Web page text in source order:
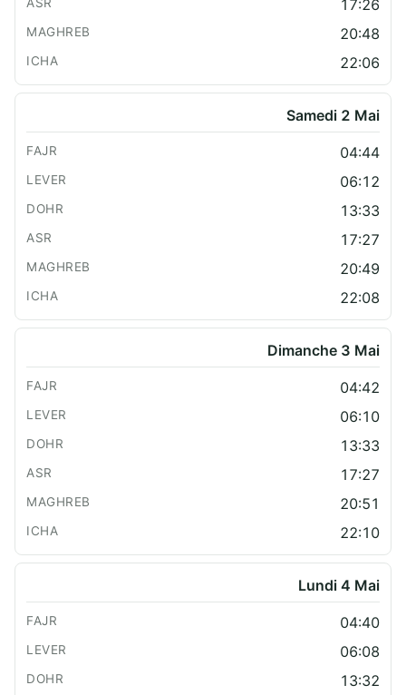
17:26
20:48
22:06
Samedi 2 Mai
04:44
06:12
13:33
17:27
20:49
22:08
Dimanche 3 Mai
04:42
06:10
13:33
17:27
20:51
22:10
Lundi 4 Mai
04:40
06:08
13:32